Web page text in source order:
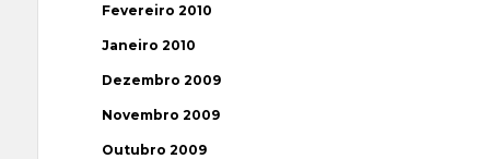
Fevereiro 2010
Janeiro 2010
Dezembro 2009
Novembro 2009
Outubro 2009